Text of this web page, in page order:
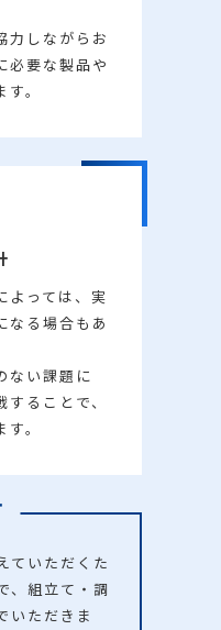
力しながらお
必要な製品や
。
よっては、実
なる場合もあ
ない課題に
ることで、
。
ていただくた
、組立て・調
いただきま